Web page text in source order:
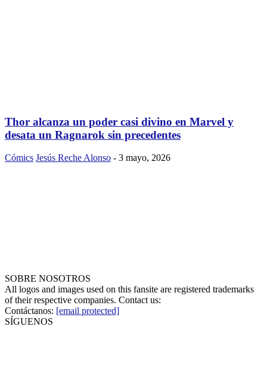
Thor alcanza un poder casi divino en Marvel y
desata un Ragnarok sin precedentes
Cómics Jesús Reche Alonso - 3 mayo, 2026
SOBRE NOSOTROS
All logos and images used on this fansite are registered trademarks
of their respective companies. Contact us:
Contáctanos: [email protected]
SÍGUENOS